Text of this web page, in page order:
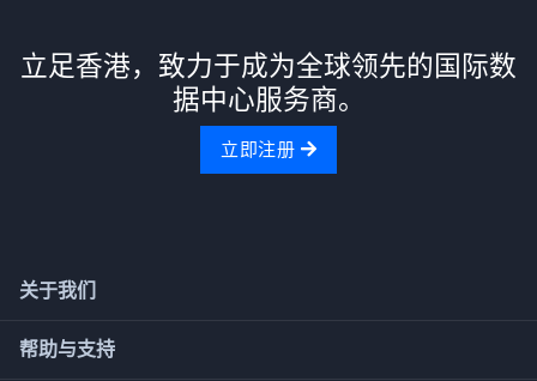
立足香港，致力于成为全球领先的国际数
据中心服务商。
立即注册
关于我们
帮助与支持